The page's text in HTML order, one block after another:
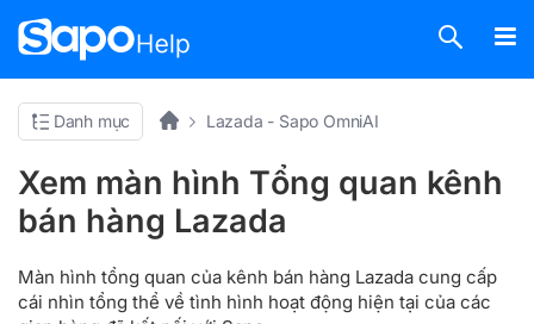
Danh mục Lazada - Sapo OmniAI
Xem màn hình Tổng quan kênh
bán hàng Lazada
Màn hình tổng quan của kênh bán hàng Lazada cung cấp
cái nhìn tổng thể về tình hình hoạt động hiện tại của các